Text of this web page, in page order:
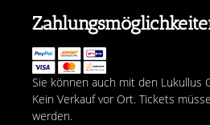
Sie können auch mit den Lukullus
Kein Verkauf vor Ort. Tickets
werden.